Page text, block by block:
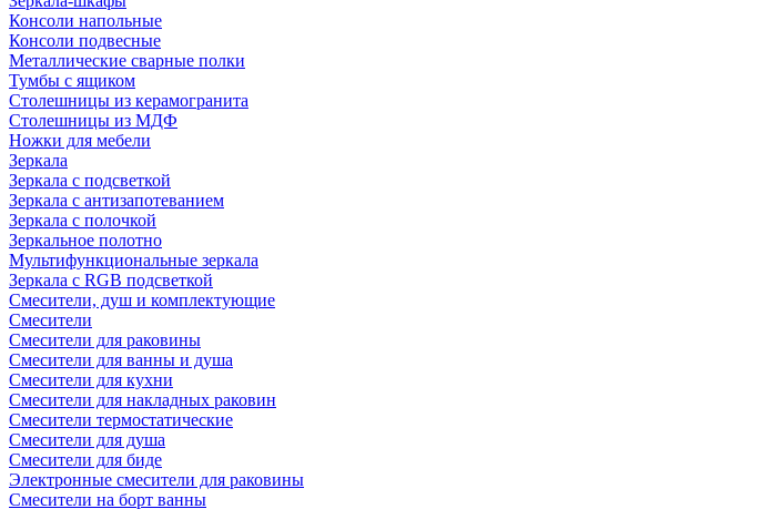
Консоли напольные
Консоли подвесные
Металлические сварные полки
Тумбы с ящиком
Столешницы из керамогранита
Столешницы из МДФ
Ножки для мебели
Зеркала
Зеркала с подсветкой
Зеркала с антизапотеванием
Зеркала с полочкой
Зеркальное полотно
Мультифункциональные зеркала
Зеркала c RGB подсветкой
Смесители, душ и комплектующие
Смесители
Смесители для раковины
Смесители для ванны и душа
Смесители для кухни
Смесители для накладных раковин
Смесители термостатические
Смесители для душа
Смесители для биде
Электронные смесители для раковины
Смесители на борт ванны